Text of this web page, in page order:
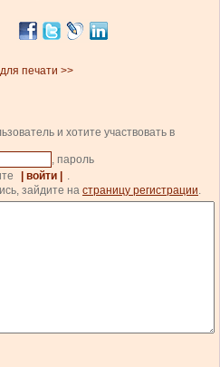
печати >>
и хотите участвовать в
, пароль
| войти |
.
зайдите на страницу регистрации.